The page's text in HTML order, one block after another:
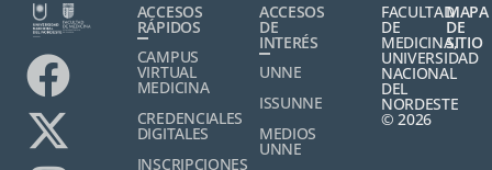
ACCESOS
RÁPIDOS
CAMPUS
VIRTUAL
MEDICINA
CREDENCIALES
DIGITALES
INSCRIPCIONES
ACCESOS
DE
INTERÉS
UNNE
ISSUNNE
MEDIOS
UNNE
FACULTAD
DE
MEDICINA,
UNIVERSIDAD
NACIONAL
DEL
NORDESTE
© 2026
MAPA
DE
SITIO